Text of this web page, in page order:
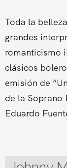
Toda la
grandes
romanticismo
clásicos
emisión de
de la Soprano
Eduardo